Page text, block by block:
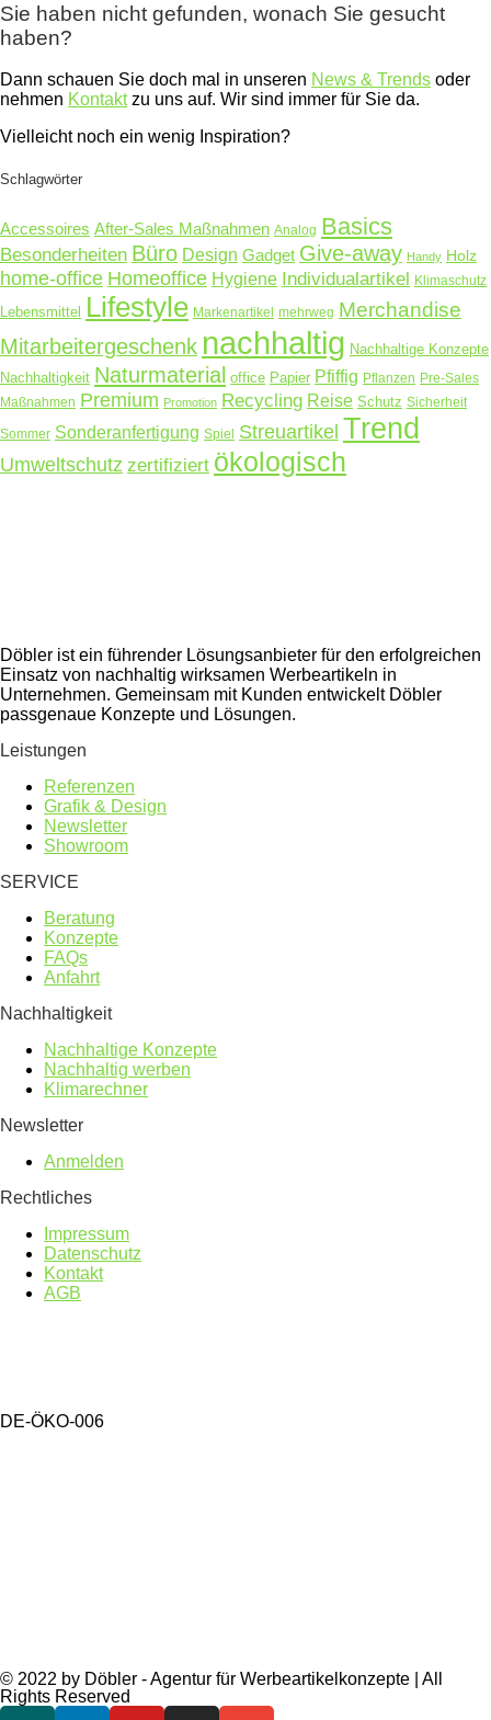
Sie haben nicht gefunden, wonach Sie gesucht
haben?
Dann schauen Sie doch mal in unseren News & Trends oder
nehmen Kontaktzu uns auf. Wir sind immer für Sie da.
Vielleicht noch ein wenig Inspiration?
Schlagwörter
Accessoires After-Sales Maßnahmen Analog Basics
Besonderheiten Büro Design Gadget Give-away Handy Holz
home-office Homeoffice Hygiene Individualartikel Klimaschutz
Lebensmittel Lifestyle Markenartikel mehrweg Merchandise
Mitarbeitergeschenk nachhaltig Nachhaltige Konzepte
Nachhaltigkeit Naturmaterial office Papier Pfiffig Pflanzen Pre-Sales
Maßnahmen Premium Promotion Recycling Reise Schutz Sicherheit
Sommer Sonderanfertigung Spiel Streuartikel Trend
Umweltschutz zertifiziert ökologisch
Döbler ist ein führender Lösungsanbieter für den erfolgreichen
Einsatz von nachhaltig wirksamen Werbeartikeln in
Unternehmen. Gemeinsam mit Kunden entwickelt Döbler
passgenaue Konzepte und Lösungen.
Leistungen
Referenzen
Grafik & Design
Newsletter
Showroom
SERVICE
Beratung
Konzepte
FAQs
Anfahrt
Nachhaltigkeit
Nachhaltige Konzepte
Nachhaltig werben
Klimarechner
Newsletter
Anmelden
Rechtliches
Impressum
Datenschutz
Kontakt
AGB
DE-ÖKO-006
© 2022 by Döbler - Agentur für Werbeartikelkonzepte | All
Rights Reserved